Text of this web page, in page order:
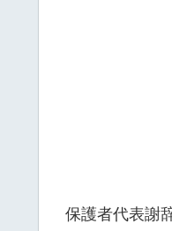
保護者代表謝